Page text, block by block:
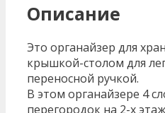
Описание
Это органайзер для
крышкой-столом для
переносной ручкой.
В этом органайзере 4
перегородок на 2-х